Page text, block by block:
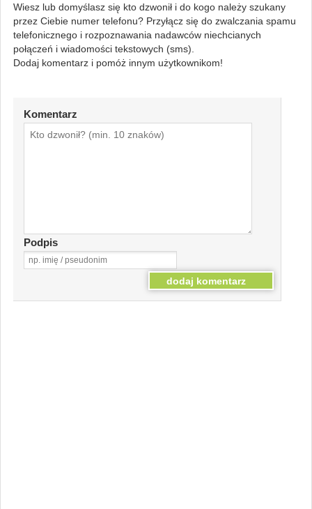
Wiesz lub domyślasz się kto dzwonił i do kogo należy szukany
przez Ciebie numer telefonu? Przyłącz się do zwalczania spamu
telefonicznego i rozpoznawania nadawców niechcianych
połączeń i wiadomości tekstowych (sms).
Dodaj komentarz i pomóż innym użytkownikom!
Komentarz
Podpis